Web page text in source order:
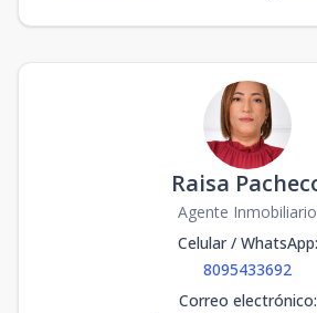
Raisa
Agente Inmobiliario
Celular / WhatsApp:
8095433692
Correo electrónico: